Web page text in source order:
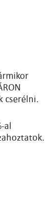
cserélni.
al